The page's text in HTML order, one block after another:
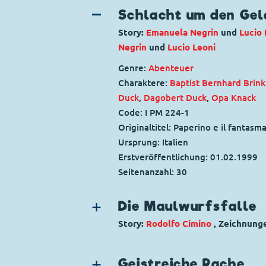
Schlacht um den
Story: Emanuela Negrin und Lucio
Negrin und Lucio Leoni
Genre: Abenteuer
Charaktere: Baptist Bernhard
Duck, Dagobert Duck, Opa Knack
Code: I PM 224-1
Originaltitel: Paperino e il
Ursprung: Italien
Erstveröffentlichung: 01.02.1999
Seitenanzahl: 30
Die Maulwurfsfalle
Story: Rodolfo Cimino,
Charaktere: Goofy, Micky Maus